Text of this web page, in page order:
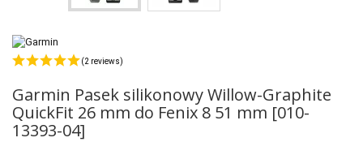
POLECANE PRODUKTY
PROMOCJE
+
WYPRZEDAŻ
(2 reviews)
Garmin Pasek silikonowy Willow-Graphite
QuickFit 26 mm do Fenix 8 51 mm [010-
13393-04]